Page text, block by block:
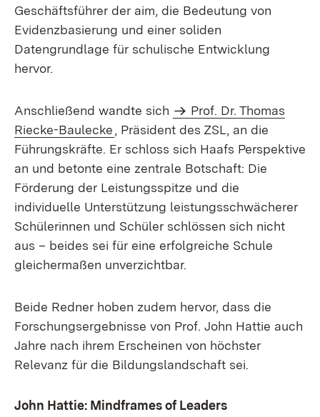
Geschäftsführer der aim, die Bedeutung von
Evidenzbasierung und einer soliden
Datengrundlage für schulische Entwicklung
hervor.
Anschließend wandte sich
Prof. Dr. Thomas
Riecke-Baulecke, Präsident des ZSL, an die
Führungskräfte. Er schloss sich Haafs Perspektive
an und betonte eine zentrale Botschaft: Die
Förderung der Leistungsspitze und die
individuelle Unterstützung leistungsschwächerer
Schülerinnen und Schüler schlössen sich nicht
aus – beides sei für eine erfolgreiche Schule
gleichermaßen unverzichtbar.
Beide Redner hoben zudem hervor, dass die
Forschungsergebnisse von Prof. John Hattie auch
Jahre nach ihrem Erscheinen von höchster
Relevanz für die Bildungslandschaft sei.
John Hattie: Mindframes of Leaders